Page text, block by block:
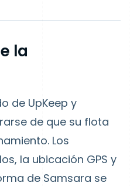
la
de UpKeep y
de que su flota
Los
la ubicación GPS y
de Samsara se